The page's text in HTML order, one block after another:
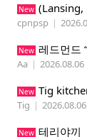
New (Lansing,
cpnpsp |
New 레드먼드
Aa | 2026.08.06
New Tig
Tig | 2026.08.06
New 테리야끼